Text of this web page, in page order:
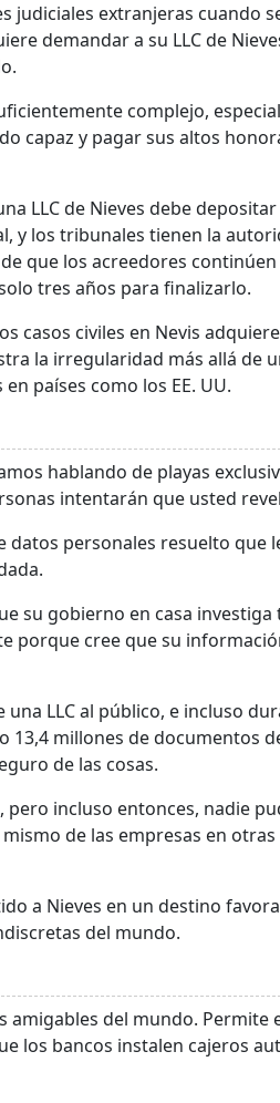
judiciales extranjeras cuando
demandar a su LLC de
complejo,
capaz y pagar sus altos
LLC de Nieves debe
y los tribunales tienen la
que los acreedores
tres años para finalizarlo.
casos civiles en Nevis
la irregularidad más allá de
países como los EE. UU.
hablando de playas
intentarán que usted
datos personales resuelto que
su gobierno en casa investiga
porque cree que su
LLC al público, e incluso
13,4 millones de documentos
de las cosas.
incluso entonces, nadie
de las empresas en otras
a Nieves en un destino
del mundo.
amigables del mundo. Permite
los bancos instalen cajeros